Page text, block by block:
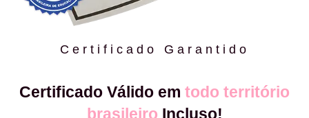
Certificado Garantido
Certificado Válido em todo território
brasileiro Incluso!